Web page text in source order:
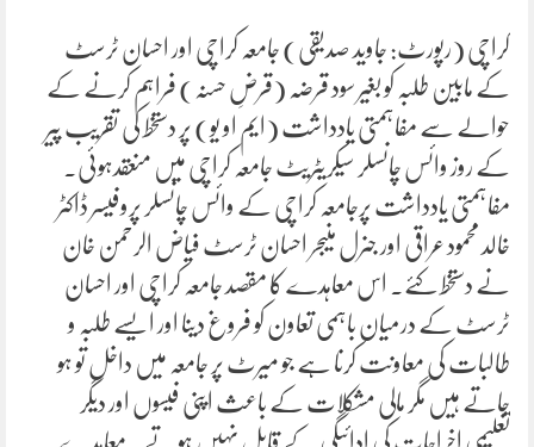
کراچی (رپورٹ: جاوید صدیقی) جامعہ کراچی اور احسان ٹرسٹ
کے مابین طلبہ کو بغیر سود قرضہ (قرضِ حسنہ) فراہم کرنے کے
حوالے سے مفاہمتی یادداشت (ایم او یو) پر دستخط کی تقریب پیر
کے روز وائس چانسلر سیکریٹریٹ جامعہ کراچی میں منعقدہوئی۔
مفاہمتی یادداشت پرجامعہ کراچی کے وائس چانسلر پروفیسر ڈاکٹر
خالد محمود عراقی اور جنرل منیجر احسان ٹرسٹ فیاض الرحمن خان
نے دستخط کئے۔ اس معاہدے کا مقصد جامعہ کراچی اور احسان
ٹرسٹ کے درمیان باہمی تعاون کو فروغ دینا اور ایسے طلبہ و
طالبات کی معاونت کرنا ہے جو میرٹ پر جامعہ میں داخل تو ہو
جاتے ہیں مگر مالی مشکلات کے باعث اپنی فیسوں اور دیگر